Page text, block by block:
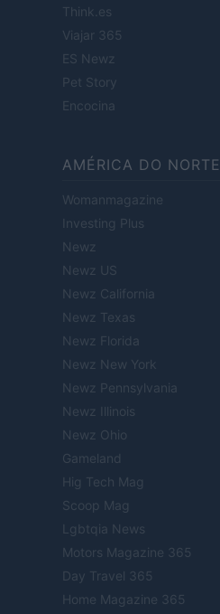
Think.es
Viajar 365
ES Newz
Pet Story
Encocina
AMÉRICA DO NORTE
Womanmagazine
Investing Plus
Newz
Newz US
Newz California
Newz Texas
Newz Florida
Newz New York
Newz Pennsylvania
Newz Illinois
Newz Ohio
Gameland
Hig Tech Mag
Scoop Mag
Lgbtqia News
Motors Magazine 365
Day Travel 365
Home Magazine 365